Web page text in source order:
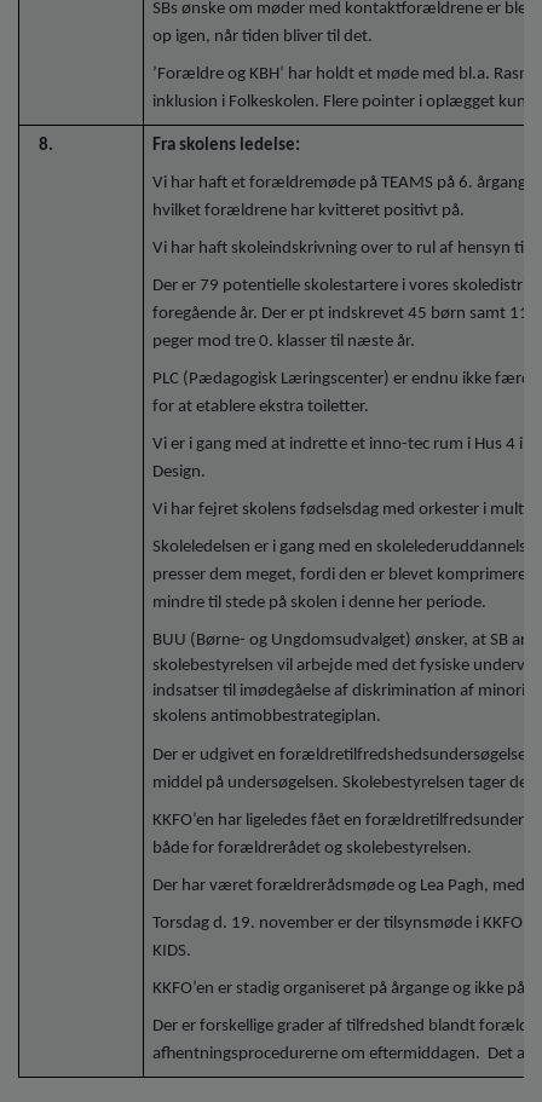
SBs ønske om møder med kontaktforældrene er
op igen, når tiden bliver til det.
’Forældre og KBH’ har holdt et møde med bl.a.
inklusion i Folkeskolen. Flere pointer i oplægget
8. Fra skolens ledelse:
Vi har haft et forældremøde på TEAMS på 6. årgang
hvilket forældrene har kvitteret positivt på.
Vi har haft skoleindskrivning over to rul af hensyn til
Der er 79 potentielle skolestartere i vores
foregående år. Der er pt indskrevet 45 børn samt 11
peger mod tre 0. klasser til næste år.
PLC (Pædagogisk Læringscenter) er endnu ikke
for at etablere ekstra toiletter.
Vi er i gang med at indrette et inno-tec rum i Hus 4 i
Design.
Vi har fejret skolens fødselsdag med orkester i
Skoleledelsen er i gang med en
presser dem meget, fordi den er blevet komprimeret
mindre til stede på skolen i denne her periode.
BUU (Børne- og Ungdomsudvalget) ønsker, at SB
skolebestyrelsen vil arbejde med det fysiske
indsatser til imødegåelse af diskrimination af
skolens antimobbestrategiplan.
Der er udgivet en forældretilfredshedsundersøgelse.
middel på undersøgelsen. Skolebestyrelsen tager
KKFO’en har ligeledes fået en
både for forældrerådet og skolebestyrelsen.
Der har været forældrerådsmøde og Lea Pagh, med
Torsdag d. 19. november er der tilsynsmøde i
KIDS.
KKFO’en er stadig organiseret på årgange og ikke på
Der er forskellige grader af tilfredshed blandt
afhentningsprocedurerne om eftermiddagen. Det